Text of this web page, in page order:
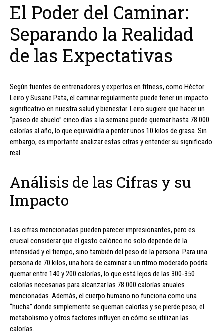
El Poder del Caminar:
Separando la Realidad
de las Expectativas
Según fuentes de entrenadores y expertos en fitness, como Héctor
Leiro y Susane Pata, el caminar regularmente puede tener un impacto
significativo en nuestra salud y bienestar. Leiro sugiere que hacer un
“paseo de abuelo” cinco días a la semana puede quemar hasta 78.000
calorías al año, lo que equivaldría a perder unos 10 kilos de grasa. Sin
embargo, es importante analizar estas cifras y entender su significado
real.
Análisis de las Cifras y su
Impacto
Las cifras mencionadas pueden parecer impresionantes, pero es
crucial considerar que el gasto calórico no solo depende de la
intensidad y el tiempo, sino también del peso de la persona. Para una
persona de 70 kilos, una hora de caminar a un ritmo moderado podría
quemar entre 140 y 200 calorías, lo que está lejos de las 300-350
calorías necesarias para alcanzar las 78.000 calorías anuales
mencionadas. Además, el cuerpo humano no funciona como una
“hucha” donde simplemente se queman calorías y se pierde peso; el
metabolismo y otros factores influyen en cómo se utilizan las
calorías.